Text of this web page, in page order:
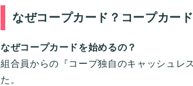
なぜコープカード？コープカー
なぜコープカードを始めるの？
組合員からの『コープ独自のキャッシュレ
た。